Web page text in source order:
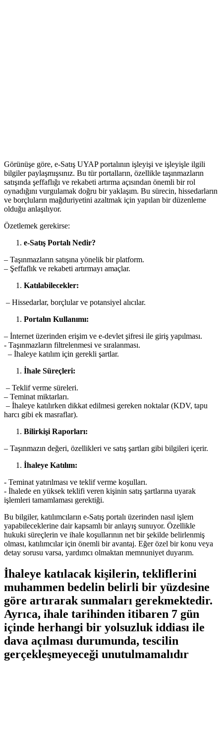
Görünüşe göre, e-Satış UYAP portalının işleyişi ve işleyişle ilgili
bilgiler paylaşmışsınız. Bu⁣ tür portalların, özellikle taşınmazların
satışında şeffaflığı ve rekabeti ⁤artırma‍ açısından​ önemli bir rol
oynadığını vurgulamak ‍doğru bir yaklaşım. Bu sürecin, hissedarların
ve borçluların mağduriyetini azaltmak için yapılan ⁢bir düzenleme‍
olduğu anlaşılıyor.
Özetlemek gerekirse:
e-Satış Portalı Nedir?
– Taşınmazların satışına⁢ yönelik bir platform.
– Şeffaflık ‌ve rekabeti artırmayı amaçlar.
Katılabilecekler:
​ – Hissedarlar, borçlular ve potansiyel alıcılar.
Portalın Kullanımı:
– İnternet ⁢üzerinden erişim ve⁢ e-devlet şifresi ile giriş yapılması.
⁤-⁢ Taşınmazların⁣ filtrelenmesi ve sıralanması.
⁢ ‌ – ‍İhaleye katılım için gerekli şartlar.
İhale Süreçleri:
‍ – Teklif verme süreleri.
– Teminat miktarları.
​ – İhaleye ⁢katılırken dikkat edilmesi ‍gereken noktalar (KDV, tapu
harcı⁤ gibi ek masraflar).
Bilirkişi Raporları:
– Taşınmazın değeri, özellikleri ve ​satış şartları gibi bilgileri içerir.
İhaleye Katılım:
⁣-⁤ Teminat yatırılması ve teklif verme koşulları.
⁣- İhalede en yüksek teklifi veren kişinin satış şartlarına uyarak​
işlemleri tamamlaması gerektiği.
Bu bilgiler, katılımcıların e-Satış portalı üzerinden nasıl işlem
yapabileceklerine dair kapsamlı ‍bir anlayış sunuyor. Özellikle
‌hukuki süreçlerin ve ihale koşullarının ‌net bir şekilde belirlenmiş
olması, ‌katılımcılar için​ önemli ⁢bir⁤ avantaj. Eğer özel ⁣bir ⁤konu veya
detay sorusu varsa, yardımcı olmaktan ⁣memnuniyet ⁤duyarım.
İhaleye⁣ katılacak kişilerin, tekliflerini
muhammen bedelin belirli bir yüzdesine
göre artırarak sunmaları ‌gerekmektedir.
Ayrıca,‍ ihale​ tarihinden itibaren 7 gün
içinde herhangi bir‌ yolsuzluk iddiası ile
dava açılması durumunda, tescilin
gerçekleşmeyeceği unutulmamalıdır